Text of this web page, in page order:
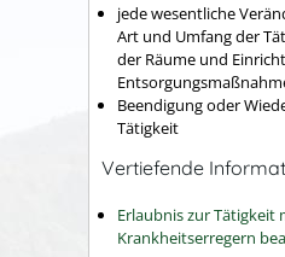
jede wesentliche
Art und Umfang der
der Räume und
Beendigung oder
Tätigkeit
Vertiefende
Erlaubnis zur Tätigkeit
Krankheitserregern